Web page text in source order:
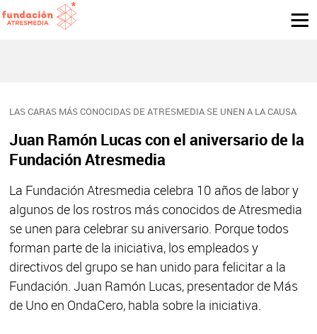
LAS CARAS MÁS CONOCIDAS DE ATRESMEDIA SE UNEN A LA CAUSA
Juan Ramón Lucas con el aniversario de la
Fundación Atresmedia
La Fundación Atresmedia celebra 10 años de labor y
algunos de los rostros más conocidos de Atresmedia
se unen para celebrar su aniversario. Porque todos
forman parte de la iniciativa, los empleados y
directivos del grupo se han unido para felicitar a la
Fundación. Juan Ramón Lucas, presentador de Más
de Uno en OndaCero, habla sobre la iniciativa.